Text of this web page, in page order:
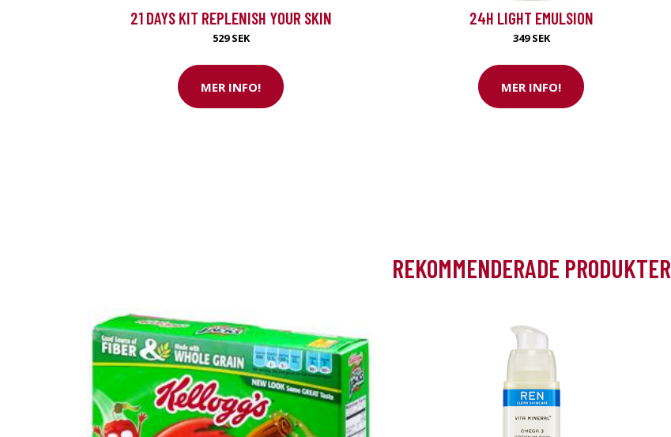
21 DAYS KIT REPLENISH YOUR SKIN
529 SEK
MER INFO!
24H LIGHT EMULSION
349 SEK
MER INFO!
REKOMMENDERADE PRODUKTER
Från vår sponsor
Nu med 200 € i rabatt